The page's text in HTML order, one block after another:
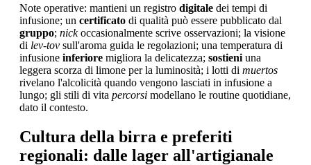
Note operative: mantieni un registro digitale dei tempi di
infusione; un certificato di qualità può essere pubblicato dal
gruppo; nickoccasionalmente scrive osservazioni; la visione
di lev-tov sull'aroma guida le regolazioni; una temperatura di
infusione inferiore migliora la delicatezza; sostieni una
leggera scorza di limone per la luminosità; i lotti di muertos
rivelano l'alcolicità quando vengono lasciati in infusione a
lungo; gli stili di vita percorsi modellano le routine quotidiane,
dato il contesto.
Cultura della birra e preferiti
regionali: dalle lager all'artigianale